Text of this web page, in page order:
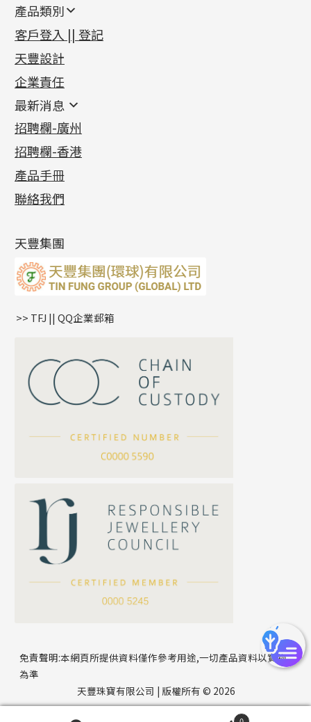
公司名稱
聯絡電話
產品類別
新產品
足金系列
足金配件
機織鏈系列
珠仔鏈
镶口链
管狀網鏈
十字車花鏈系列
十字閃O鏈系列
十字錘打鏈系列
側身車花鏈系列
側身鏈系列
雙十字鏈系列
水波鏈系列
蛇骨鏈系列
鏈尾系列
嘴唇鏈系列
S車花鏈系列
珍珠鏈系列
坦克鏈系列
滿天星鏈系列
方假繩鏈系列
首飾配件
耳環類配件
卷迫系列
螺絲迫系列
梅花迫系列
平臺迫系列
綫拍系列
美拍系列
耳環扣系列
耳綫/耳鈎系列
耳環爪頭
耳環
鏈類配件
動感車花吊墜
調節珠系列
生圈扣系列
龍蝦扣系列
鴨俐制系列
字母吊墜
相盒吊墜
項鏈吊墜
生肖吊墜
星座吊墜
珠扣
其他類配件
珠盤系列
袖口鈕系列
焊片及鐳射綫
空心車花管
珠類配件
無孔光身珠
空心光身珠
無孔批花珠
鑲口類
四爪頭系列
六爪頭系列
車花片
動感車花片
鑲口戒指
鑲口手鏈系列
首飾系列
手镯系列
戒指系列
空心耳環
空心车花管首饰链
空心手鐲系列
貴金屬原料
千足金
記憶金屬系列
記憶戒指
拉簧珠珠手鏈
記憶鈦手鐲
客戶登入 || 登記
天豐設計
企業責任
最新消息
最新消息
各項證書(2)
相片集(9)
展覽會資訊
最新產品資訊
招聘欄-廣州
招聘欄-香港
產品手冊
聯絡我們
天豐集團
>> TFJ || QQ企業郵箱
免責聲明:本網頁所提供資料僅作參考用途,一切產品資料以實物
為準
天豐珠寶有限公司 | 版權所有 © 2026